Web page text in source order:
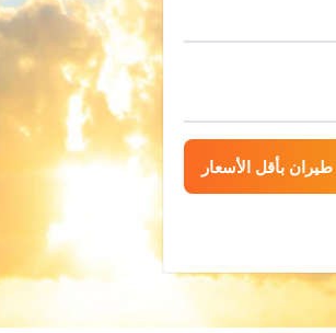
بأقل الأسعار